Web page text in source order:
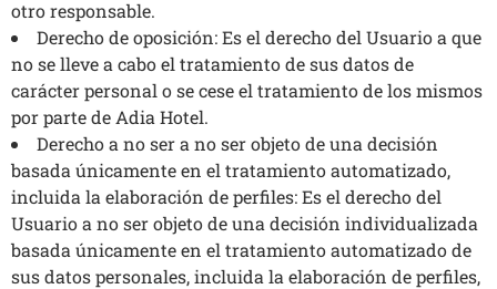
otro responsable.
Derecho de oposición: Es el derecho del Usuario a que
no se lleve a cabo el tratamiento de sus datos de
carácter personal o se cese el tratamiento de los mismos
por parte de Adia Hotel.
Derecho a no ser a no ser objeto de una decisión
basada únicamente en el tratamiento automatizado,
incluida la elaboración de perfiles: Es el derecho del
Usuario a no ser objeto de una decisión individualizada
basada únicamente en el tratamiento automatizado de
sus datos personales, incluida la elaboración de perfiles,